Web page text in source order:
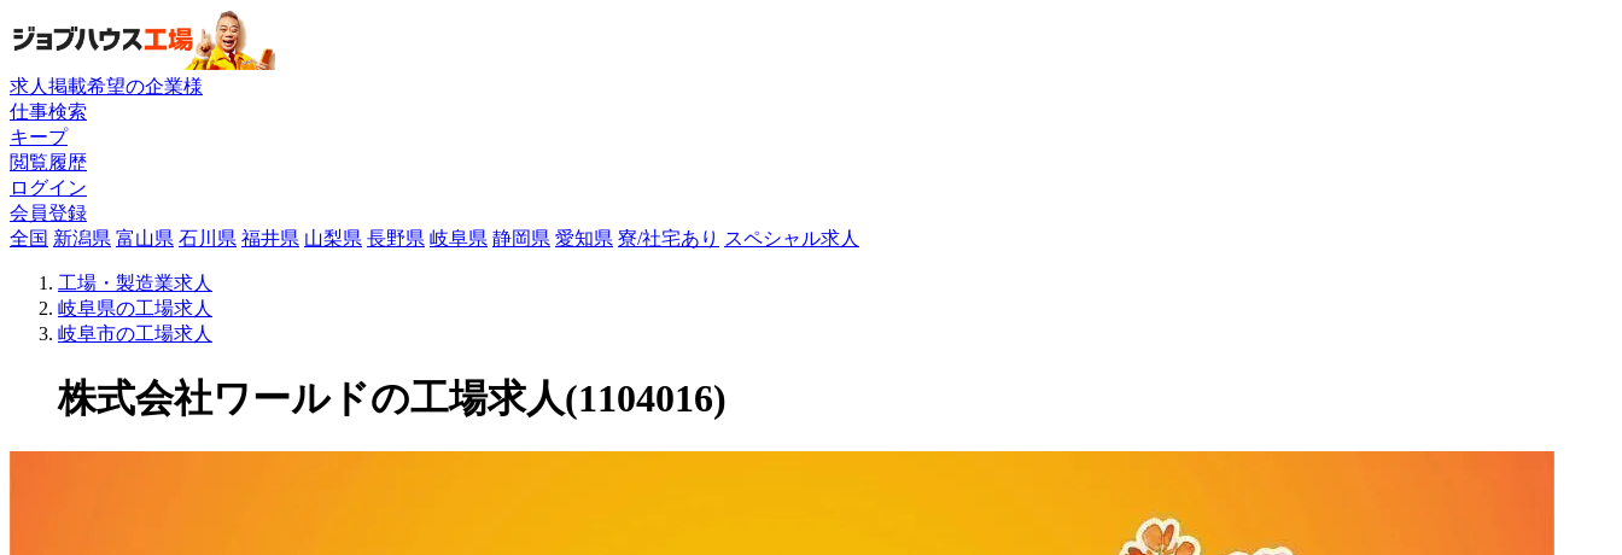
求人掲載希望の企業様
仕事検索
キープ
閲覧履歴
ログイン
会員登録
全国 新潟県 富山県 石川県 福井県 山梨県 長野県 岐阜県 静岡県 愛知県 寮/社宅あり スペシャル求人
工場・製造業求人
岐阜県の工場求人
岐阜市の工場求人
株式会社ワールドの工場求人(1104016)